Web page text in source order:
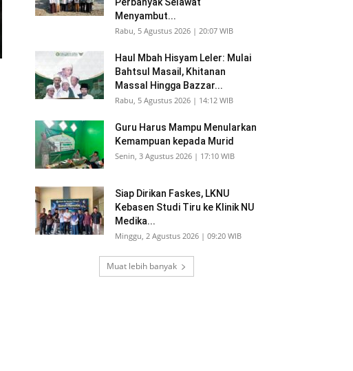
Menyambut...
Rabu, 5 Agustus 2026 | 20:07 WIB
Haul Mbah Hisyam Leler: Mulai
Bahtsul Masail, Khitanan
Massal Hingga Bazzar...
Rabu, 5 Agustus 2026 | 14:12 WIB
Guru Harus Mampu Menularkan
Kemampuan kepada Murid
Senin, 3 Agustus 2026 | 17:10 WIB
Siap Dirikan Faskes, LKNU
Kebasen Studi Tiru ke Klinik NU
Medika...
Minggu, 2 Agustus 2026 | 09:20 WIB
Muat lebih banyak